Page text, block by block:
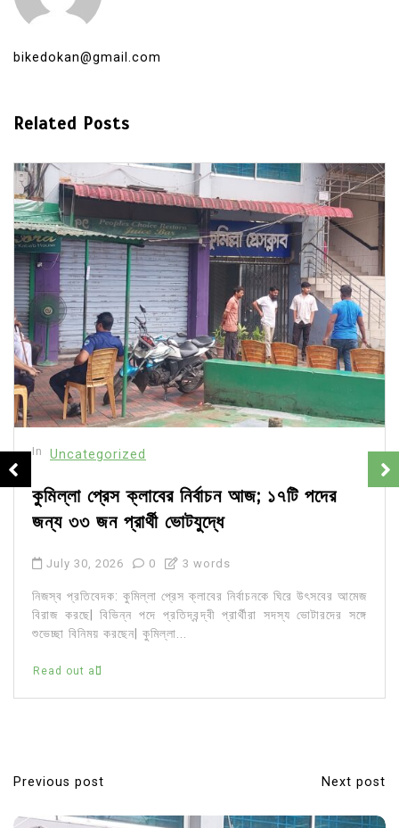
bikedokan@gmail.com
Related Posts
In Uncategorized
কুমিল্লা প্রেস ক্লাবের নির্বাচন আজ; ১৭টি পদের
জন্য ৩৩ জন প্রার্থী ভোটযুদ্ধে
July 30, 2026 0 3 words
নিজস্ব প্রতিবেদক: কুমিল্লা প্রেস ক্লাবের নির্বাচনকে ঘিরে উৎসবের আমেজ
বিরাজ করছে| বিভিন্ন পদে প্রতিদ্বন্দ্বী প্রার্থীরা সদস্য ভোটারদের সঙ্গে
শুভেচ্ছা বিনিময় করছেন| কুমিল্লা...
Read out all
P
o
Previous post Next post